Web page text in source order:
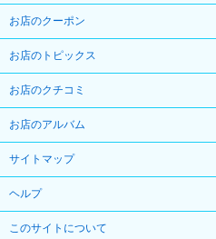
お店のクーポン
お店のトピックス
お店のクチコミ
お店のアルバム
サイトマップ
ヘルプ
このサイトについて